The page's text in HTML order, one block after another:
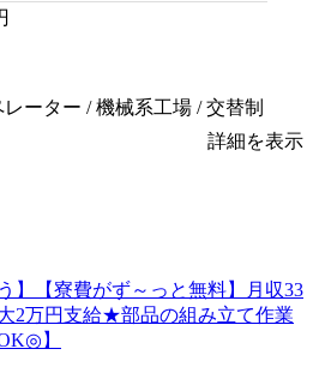
ーター / 機械系工場 / 交替制
詳細を表示